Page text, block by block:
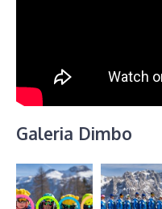
Galeria Dimbo